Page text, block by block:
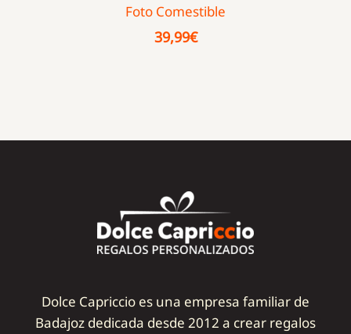
Foto Comestible
39,99€
Dolce Capriccio es una empresa familiar de
Badajoz dedicada desde 2012 a crear regalos